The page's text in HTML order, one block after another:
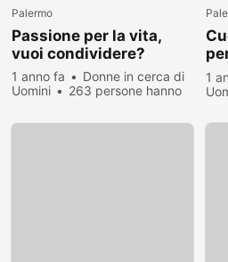
Palermo
Passione per la vita,
vuoi condividere?
1 anno fa
Donne in cerca di
Uomini
263 persone hanno
1